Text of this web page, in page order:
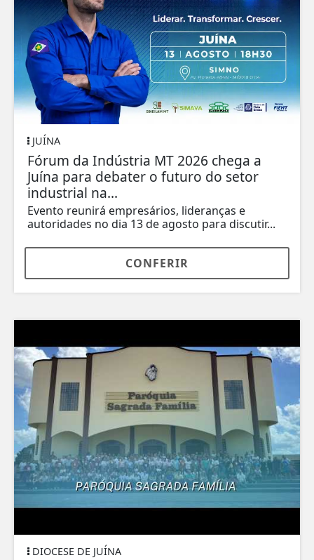
JUÍNA
Fórum da Indústria MT 2026 chega a
Juína para debater o futuro do setor
industrial na...
Evento reunirá empresários, lideranças e
autoridades no dia 13 de agosto para discutir...
CONFERIR
DIOCESE DE JUÍNA